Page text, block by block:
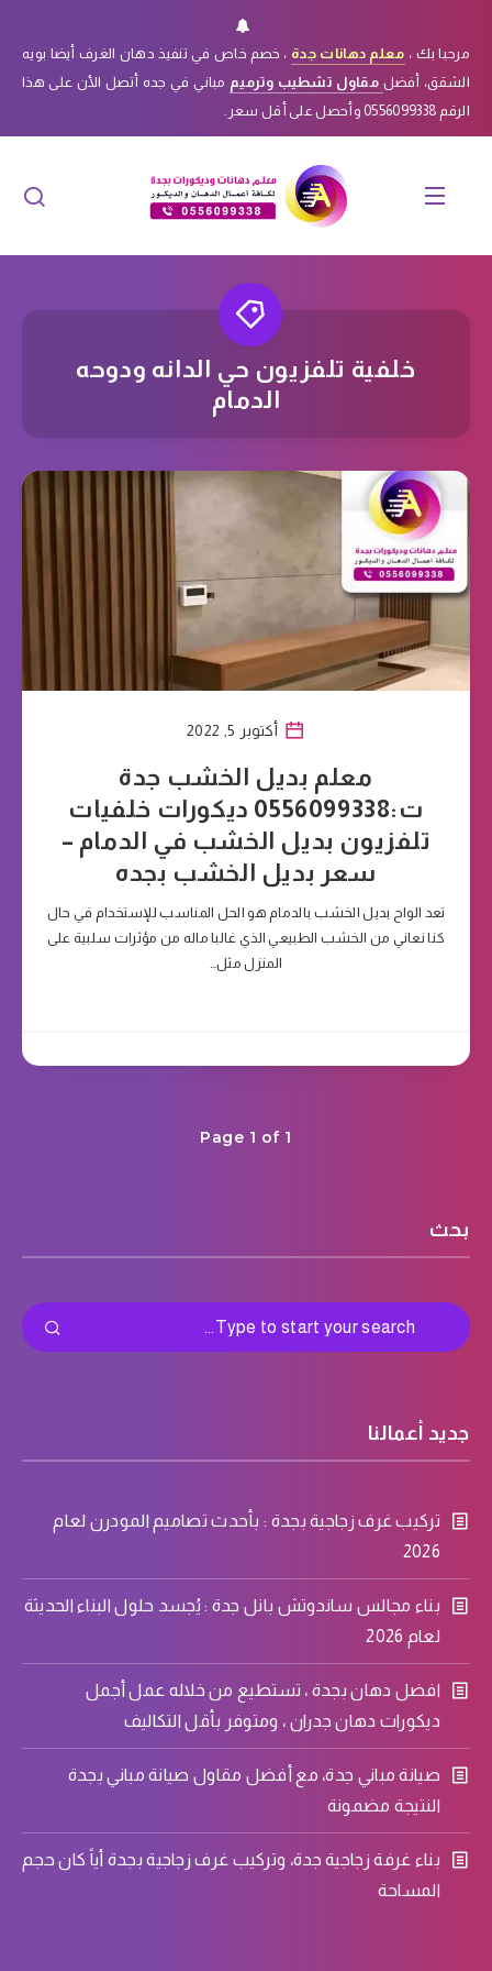
مرحبا بك ، معلم دهانات جدة ، خصم خاص في تنفيذ دهان الغرف أيضا بويه
الشقق، أفضل مقاول تشطيب وترميم مباني في جده أتصل الأن على هذا
الرقم 0556099338 وأحصل على أقل سعر.
خلفية تلفزيون حي الدانه ودوحه
الدمام
أكتوبر 5, 2022
معلم بديل الخشب جدة
ت:0556099338 ديكورات خلفيات
تلفزيون بديل الخشب في الدمام –
سعر بديل الخشب بجده
تعد الواح بديل الخشب بالدمام هو الحل المناسب للإستخدام في حال
كنا نعاني من الخشب الطبيعي الذي غالبا ماله من مؤثرات سلبية على
المنزل مثل…
Page 1 of 1
بحث
جديد أعمالنا
تركيب غرف زجاجية بجدة : بأحدث تصاميم المودرن لعام
2026
بناء مجالس ساندوتش بانل جدة : يُجسد حلول البناء الحديثة
لعام 2026
افضل دهان بجدة ، تستطيع من خلاله عمل أجمل
ديكورات دهان جدران ، ومتوفر بأقل التكاليف
صيانة مباني جدة، مع أفضل مقاول صيانة مباني بجدة
النتيجة مضمونة
بناء غرفة زجاجية جدة، وتركيب غرف زجاجية بجدة أياً كان حجم
المساحة